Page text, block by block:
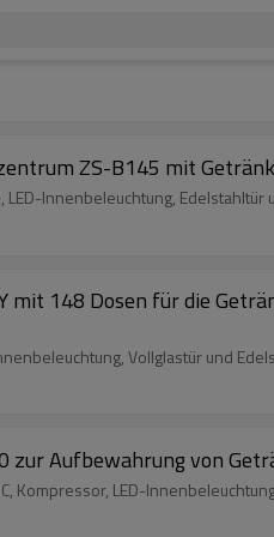
ZS-B145 mit
Innenbeleuchtung, Edelstahltür
148 Dosen für die
Vollglastür und
Aufbewahrung von
Kompressor, LED-